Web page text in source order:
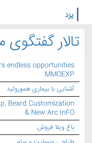
یزد
تالار
endless opportunities
MMOEXP
آشنایی با بیماری هموروئید
Beard Customization
& New Arc InFO
باغ ویلا فروش